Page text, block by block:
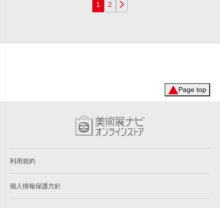
1 2
Page top
利用規約
個人情報保護方針